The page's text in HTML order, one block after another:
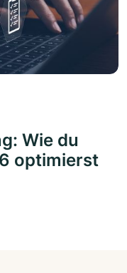
Wie du
optimierst